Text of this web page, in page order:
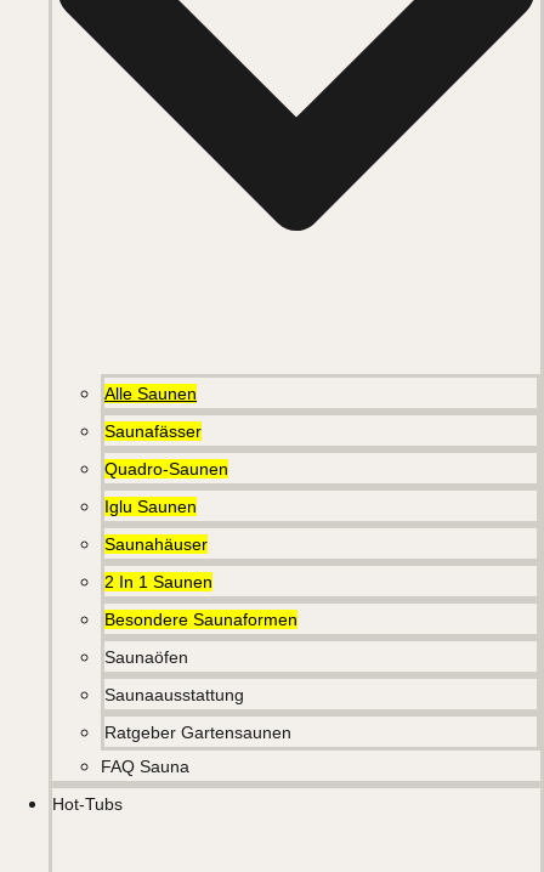
Alle Saunen
Saunafässer
Quadro-Saunen
Iglu Saunen
Saunahäuser
2 In 1 Saunen
Besondere Saunaformen
Saunaöfen
Saunaausstattung
Ratgeber Gartensaunen
FAQ Sauna
Hot-Tubs